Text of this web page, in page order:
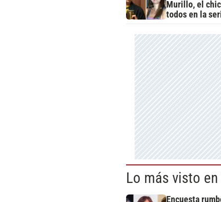
Murillo, el
todos en la
Lo más visto
Encuesta